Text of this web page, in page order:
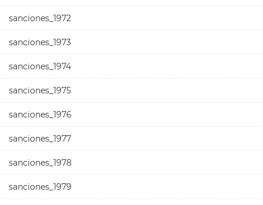
sanciones_1972
sanciones_1973
sanciones_1974
sanciones_1975
sanciones_1976
sanciones_1977
sanciones_1978
sanciones_1979